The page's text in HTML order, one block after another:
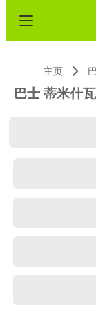
主页
巴士 蒂米什